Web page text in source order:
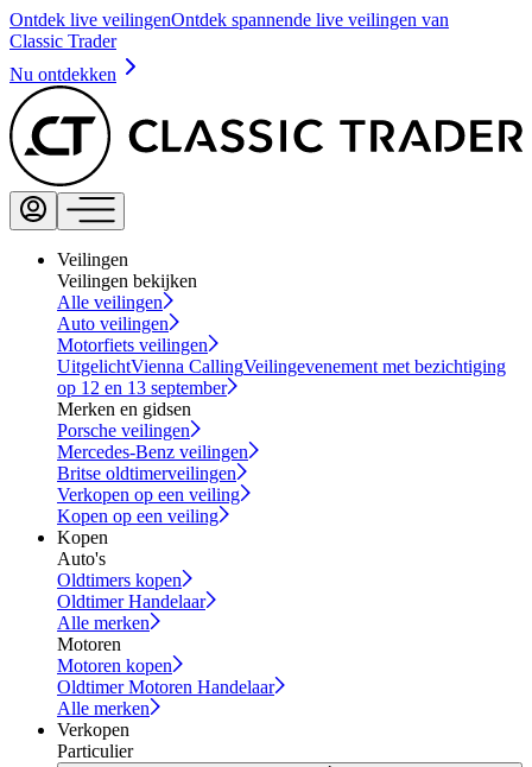
Ontdek live veilingenOntdek spannende live veilingen van
Classic Trader
Nu ontdekken
Veilingen
Veilingen bekijken
Alle veilingen
Auto veilingen
Motorfiets veilingen
UitgelichtVienna CallingVeilingevenement met bezichtiging
op 12 en 13 september
Merken en gidsen
Porsche veilingen
Mercedes-Benz veilingen
Britse oldtimerveilingen
Verkopen op een veiling
Kopen op een veiling
Kopen
Auto's
Oldtimers kopen
Oldtimer Handelaar
Alle merken
Motoren
Motoren kopen
Oldtimer Motoren Handelaar
Alle merken
Verkopen
Particulier